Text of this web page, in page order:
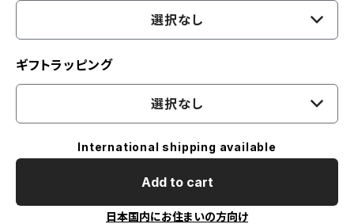
選択なし
ギフトラッピング
選択なし
International shipping available
Add to cart
日本国内にお住まいの方向け